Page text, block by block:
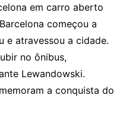
em carro aberto
começou a
e atravessou a cidade.
no ônibus,
Lewandowski.
a conquista do